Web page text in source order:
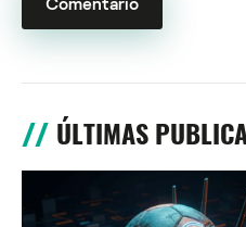
ÚLTIMAS